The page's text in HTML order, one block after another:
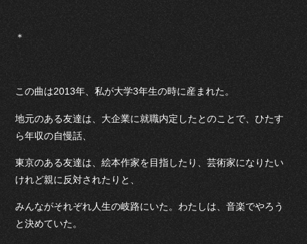
＊
この曲は2013年、私が大学3年生の時に産まれた。
地元のある友達は、大企業に就職内定したとのことで、ひたす
ら年収の自慢話、
東京のある友達は、絵本作家を目指したり、芸術家になりたい
けれど親に反対されたりと、
みんながそれぞれ人生の岐路にいた。わたしは、音楽でやろう
と決めていた。